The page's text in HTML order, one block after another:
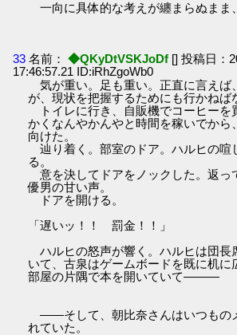
一向に具体的な考えが纏まらぬまま
33 名前： ◆QKyDtVSKJoDf [] 投稿日：
17:46:57.21 ID:iRhZgoWb0
気が重い。足も重い。正直に言えば
が、現状を把握するためにも行かねば
トイレに行き、自販機でコーヒーを
かくなんやかんやと時間を稼いでから
向けた。
辿り着く。部室のドア。ハルヒの喧
る。
意を決してドアをノックした。返っ
優男の甘い声。
ドアを開ける。
「遅いッ！！ 罰金！！」
ハルヒの怒声が響く。ハルヒは団長
いて、古泉はゲームボードを既に机に
部屋の片隅で本を開いていて―――
――そして、朝比奈さんはいつもの
れていた。